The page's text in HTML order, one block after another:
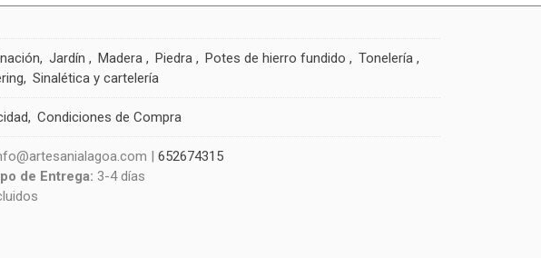
Jardín Madera Piedra Potes de hierro fundido Tonelería
Sinalética y cartelería
Condiciones de Compra
| 652674315
de Entrega: 3-4 días